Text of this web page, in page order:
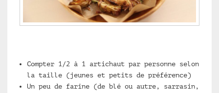
Compter 1/2 à 1 artichaut par personne selon
la taille (jeunes et petits de préférence)
Un peu de farine (de blé ou autre, sarrasin,